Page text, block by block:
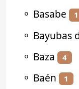
⚬ Basabe 1
⚬ Bayubas
⚬ Baza 4
⚬ Baén 1